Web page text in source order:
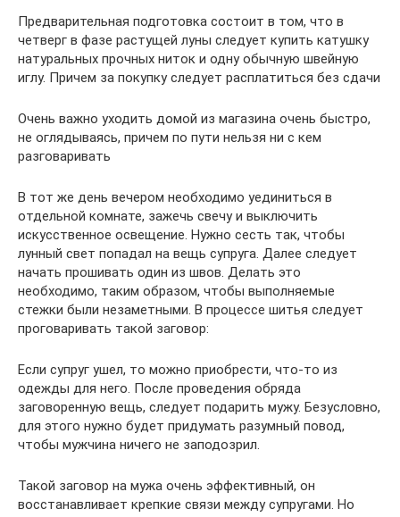
Предварительная подготовка состоит в том, что в
четверг в фазе растущей луны следует купить катушку
натуральных прочных ниток и одну обычную швейную
иглу. Причем за покупку следует расплатиться без сдачи
Очень важно уходить домой из магазина очень быстро,
не оглядываясь, причем по пути нельзя ни с кем
разговаривать
В тот же день вечером необходимо уединиться в
отдельной комнате, зажечь свечу и выключить
искусственное освещение. Нужно сесть так, чтобы
лунный свет попадал на вещь супруга. Далее следует
начать прошивать один из швов. Делать это
необходимо, таким образом, чтобы выполняемые
стежки были незаметными. В процессе шитья следует
проговаривать такой заговор:
Если супруг ушел, то можно приобрести, что-то из
одежды для него. После проведения обряда
заговоренную вещь, следует подарить мужу. Безусловно,
для этого нужно будет придумать разумный повод,
чтобы мужчина ничего не заподозрил.
Такой заговор на мужа очень эффективный, он
восстанавливает крепкие связи между супругами. Но